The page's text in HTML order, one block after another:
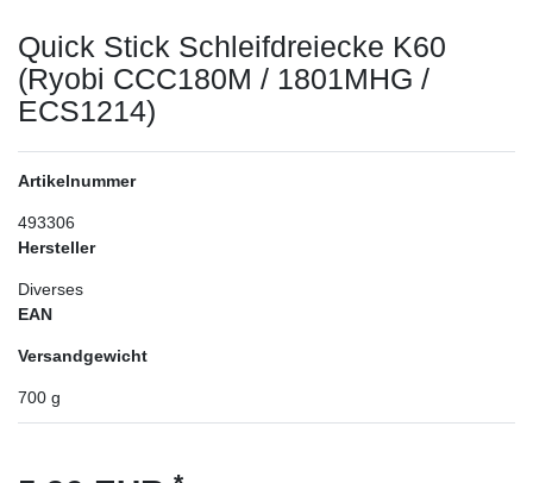
Quick Stick Schleifdreiecke K60
(Ryobi CCC180M / 1801MHG /
ECS1214)
Artikelnummer
493306
Hersteller
Diverses
EAN
Versandgewicht
700 g